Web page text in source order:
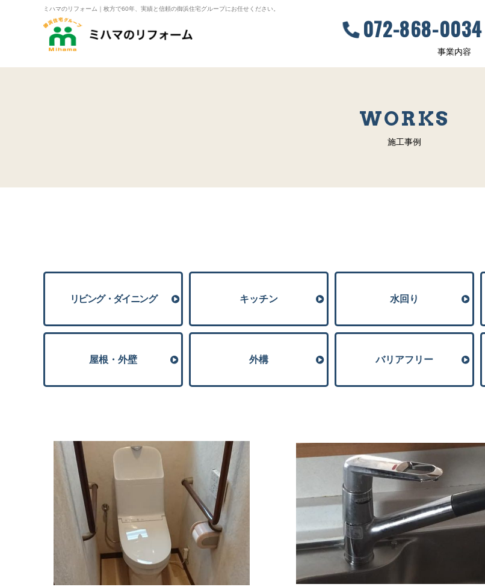
ミハマのリフォーム｜枚方で60年、実績と信頼の御浜住宅グループにお任せください。
072-868-0034
事業内容
WORKS
施工事例
リビング・ダイニング キッチン ⽔回り
屋根・外壁 外構 バリアフリー